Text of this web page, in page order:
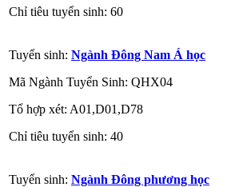
Chỉ tiêu tuyển sinh: 60
Tuyển sinh: Ngành Đông Nam Á học
Mã Ngành Tuyển Sinh: QHX04
Tổ hợp xét: A01,D01,D78
Chỉ tiêu tuyển sinh: 40
Tuyển sinh: Ngành Đông phương học